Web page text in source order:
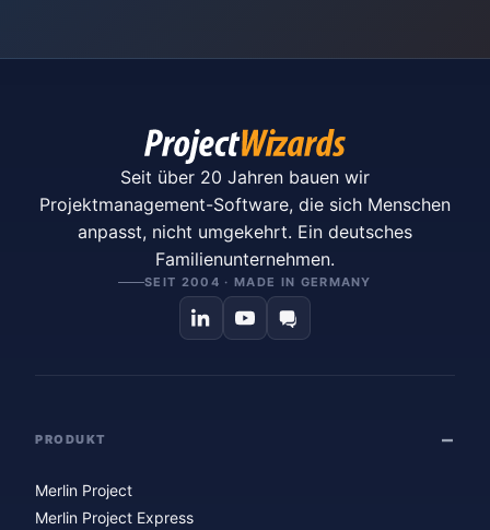
Seit über 20 Jahren bauen wir
Projektmanagement-Software, die sich Menschen
anpasst, nicht umgekehrt. Ein deutsches
Familienunternehmen.
SEIT 2004 · MADE IN GERMANY
PRODUKT
Merlin Project
Merlin Project Express